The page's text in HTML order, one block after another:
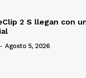
2 S llegan con
- Agosto 5, 2026